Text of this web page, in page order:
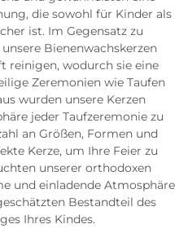
die sowohl für Kinder als
ist. Im Gegensatz zu
Bienenwachskerzen
reinigen, wodurch sie eine
Zeremonien wie Taufen
wurden unsere Kerzen
jeder Taufzeremonie zu
an Größen, Formen und
Kerze, um Ihre Feier zu
unserer orthodoxen
und einladende Atmosphäre
Bestandteil des
Ihres Kindes.